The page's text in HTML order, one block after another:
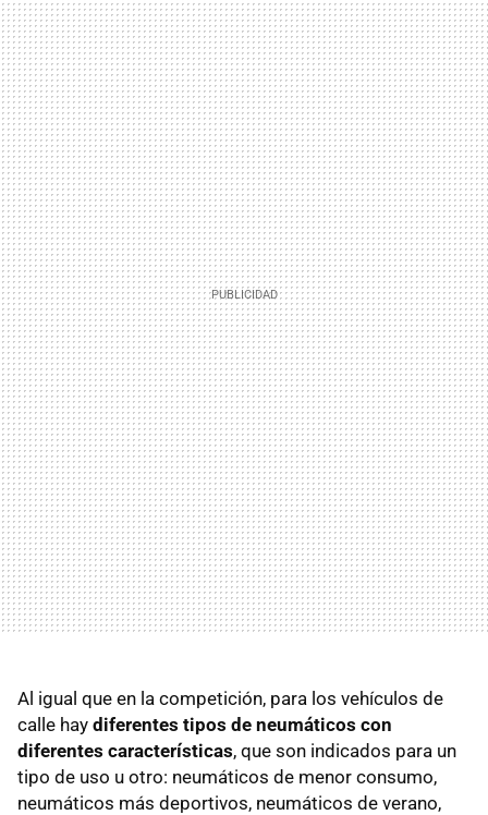
Al igual que en la competición, para los vehículos de
calle hay diferentes tipos de neumáticos con
diferentes características, que son indicados para un
tipo de uso u otro: neumáticos de menor consumo,
neumáticos más deportivos, neumáticos de verano,